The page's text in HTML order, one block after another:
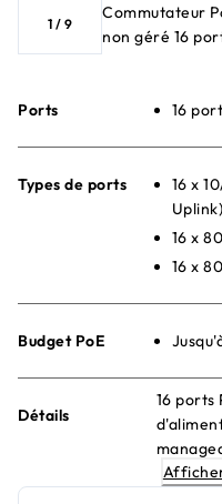
1 / 9
Commutateur
non géré 16
Ports 16
Types de ports
16 x
Uplink)
16 x
16 x
Budget PoE
Détails
16 ports
une